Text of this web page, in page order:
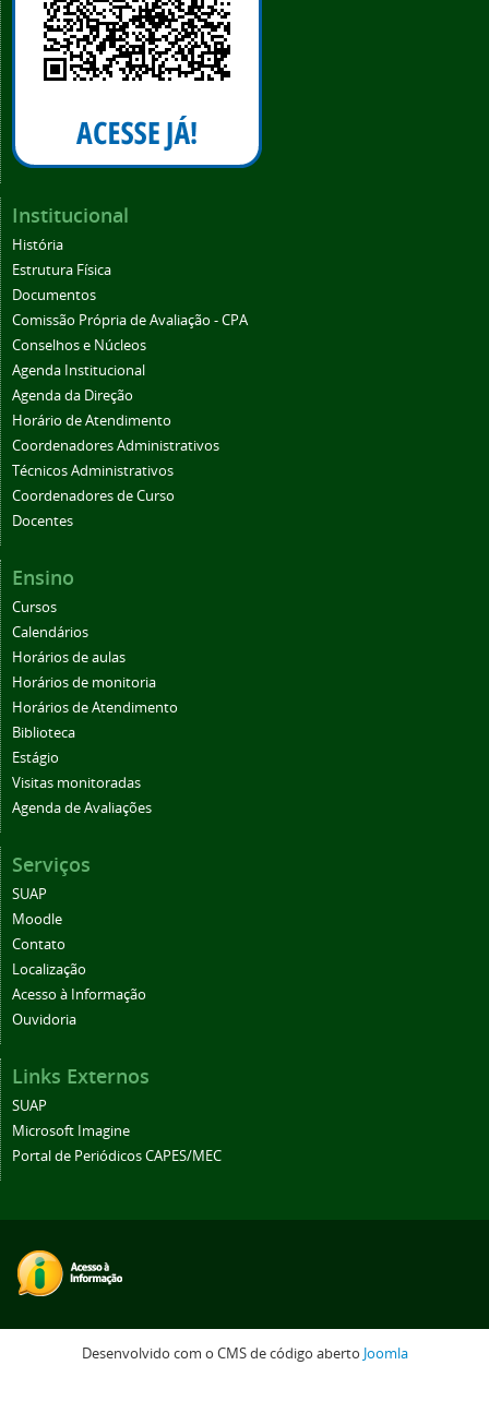
Institucional
História
Estrutura Física
Documentos
Comissão Própria de Avaliação - CPA
Conselhos e Núcleos
Agenda Institucional
Agenda da Direção
Horário de Atendimento
Coordenadores Administrativos
Técnicos Administrativos
Coordenadores de Curso
Docentes
Ensino
Cursos
Calendários
Horários de aulas
Horários de monitoria
Horários de Atendimento
Biblioteca
Estágio
Visitas monitoradas
Agenda de Avaliações
Serviços
SUAP
Moodle
Contato
Localização
Acesso à Informação
Ouvidoria
Links Externos
SUAP
Microsoft Imagine
Portal de Periódicos CAPES/MEC
Desenvolvido com o CMS de código aberto Joomla